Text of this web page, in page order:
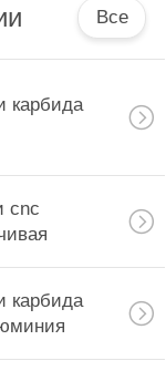
Все
карбида
cnc
карбида